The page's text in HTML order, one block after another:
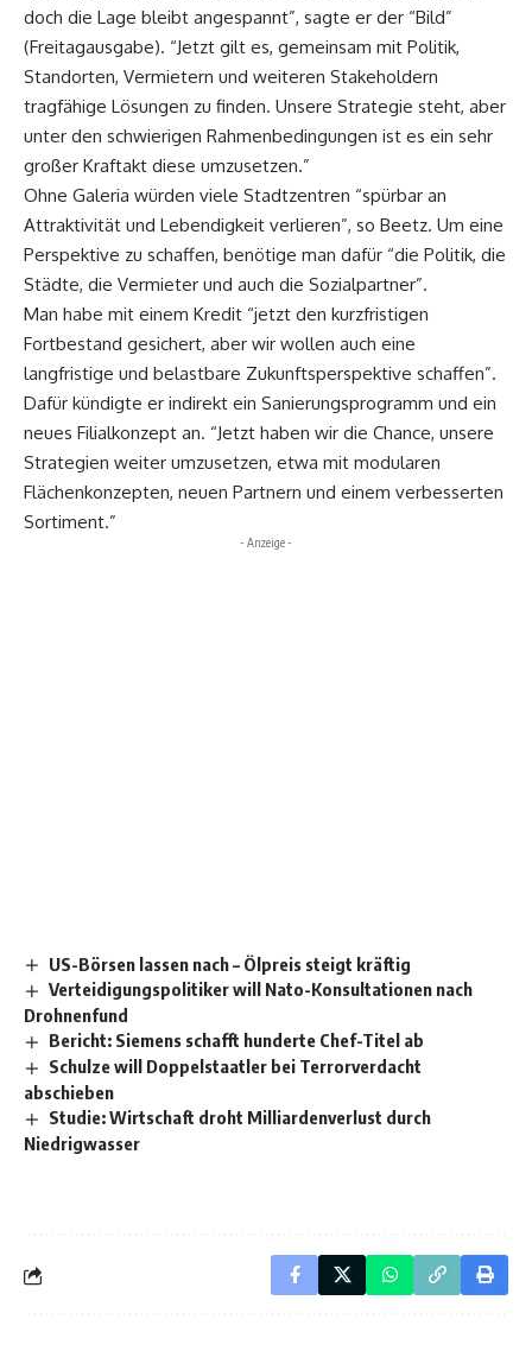
doch die Lage bleibt angespannt”, sagte er der “Bild”
(Freitagausgabe). “Jetzt gilt es, gemeinsam mit Politik,
Standorten, Vermietern und weiteren Stakeholdern
tragfähige Lösungen zu finden. Unsere Strategie steht, aber
unter den schwierigen Rahmenbedingungen ist es ein sehr
großer Kraftakt diese umzusetzen.”
Ohne Galeria würden viele Stadtzentren “spürbar an
Attraktivität und Lebendigkeit verlieren”, so Beetz. Um eine
Perspektive zu schaffen, benötige man dafür “die Politik, die
Städte, die Vermieter und auch die Sozialpartner”.
Man habe mit einem Kredit “jetzt den kurzfristigen
Fortbestand gesichert, aber wir wollen auch eine
langfristige und belastbare Zukunftsperspektive schaffen”.
Dafür kündigte er indirekt ein Sanierungsprogramm und ein
neues Filialkonzept an. “Jetzt haben wir die Chance, unsere
Strategien weiter umzusetzen, etwa mit modularen
Flächenkonzepten, neuen Partnern und einem verbesserten
Sortiment.”
- Anzeige -
US-Börsen lassen nach – Ölpreis steigt kräftig
Verteidigungspolitiker will Nato-Konsultationen nach
Drohnenfund
Bericht: Siemens schafft hunderte Chef-Titel ab
Schulze will Doppelstaatler bei Terrorverdacht
abschieben
Studie: Wirtschaft droht Milliardenverlust durch
Niedrigwasser